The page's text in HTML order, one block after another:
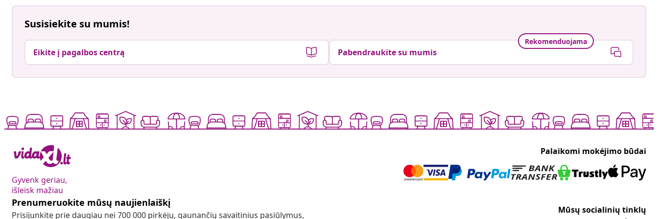
Susisiekite su mumis!
Eikite į pagalbos centrą
Rekomenduojama
Pabendraukite su mumis
Gyvenk geriau,
išleisk mažiau
Palaikomi mokėjimo būdai
Prenumeruokite mūsų naujienlaiškį
Prisijunkite prie daugiau nei 700 000 pirkėjų, gaunančių savaitinius pasiūlymus,
Mūsų socialinių tinklų